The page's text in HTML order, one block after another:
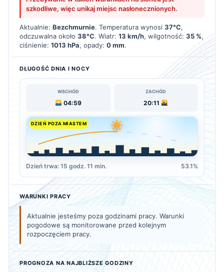
szkodliwe, więc unikaj miejsc nasłonecznionych.
Aktualnie: Bezchmurnie. Temperatura wynosi 37°C,
odczuwalna około 38°C. Wiatr: 13 km/h, wilgotność: 35 %,
ciśnienie: 1013 hPa, opady: 0 mm.
DŁUGOŚĆ DNIA I NOCY
WSCHÓD
04:59
ZACHÓD
20:11
DZIEŃ POZA MIASTEM
Dzień trwa: 15 godz. 11 min. 53.1%
WARUNKI PRACY
Aktualnie jesteśmy poza godzinami pracy. Warunki
pogodowe są monitorowane przed kolejnym
rozpoczęciem pracy.
PROGNOZA NA NAJBLIŻSZE GODZINY